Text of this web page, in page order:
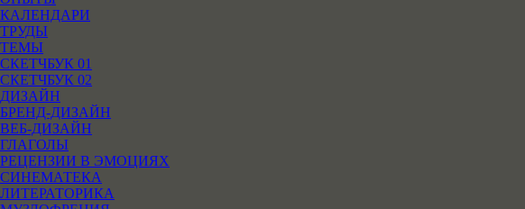
КАЛЕНДАРИ
ТРУДЫ
ТЕМЫ
СКЕТЧБУК 01
СКЕТЧБУК 02
ДИЗАЙН
БРЕНД-ДИЗАЙН
ВЕБ-ДИЗАЙН
ГЛАГОЛЫ
РЕЦЕНЗИИ В ЭМОЦИЯХ
СИНЕМАТЕКА
ЛИТЕРАТОРИКА